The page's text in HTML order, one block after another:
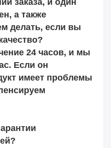
заказа, и один
а также
делать, если вы
24 часов, и мы
Если он
имеет проблемы